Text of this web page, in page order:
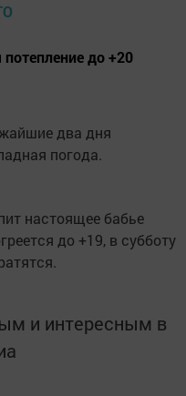
до +20
два дня
погода.
настоящее бабье
до +19, в субботу
и интересным в